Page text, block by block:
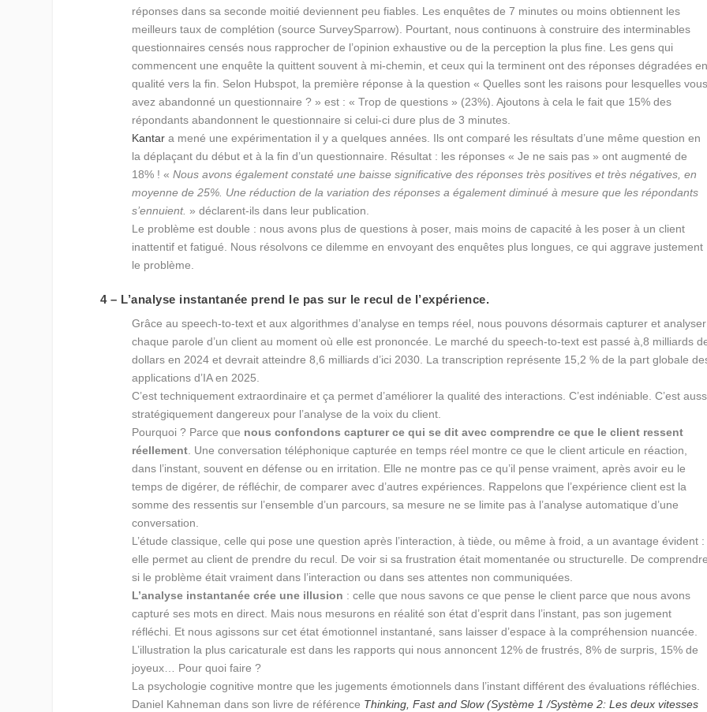
réponses dans sa seconde moitié deviennent peu fiables. Les enquêtes de 7 minutes ou moins obtiennent les
meilleurs taux de complétion (source SurveySparrow). Pourtant, nous continuons à construire des interminables
questionnaires censés nous rapprocher de l’opinion exhaustive ou de la perception la plus fine. Les gens qui
commencent une enquête la quittent souvent à mi-chemin, et ceux qui la terminent ont des réponses dégradées
qualité vers la fin. Selon Hubspot, la première réponse à la question « Quelles sont les raisons pour lesquelles
avez abandonné un questionnaire ? » est : « Trop de questions » (23%). Ajoutons à cela le fait que 15% des
répondants abandonnent le questionnaire si celui-ci dure plus de 3 minutes.
Kantar a mené une expérimentation il y a quelques années. Ils ont comparé les résultats d’une même question en
la déplaçant du début et à la fin d’un questionnaire. Résultat : les réponses « Je ne sais pas » ont augmenté de
18% ! «Nous avons également constaté une baisse significative des réponses très positives et très négatives, en
moyenne de 25%. Une réduction de la variation des réponses a également diminué à mesure que les répondants
s’ennuient. » déclarent-ils dans leur publication.
Le problème est double : nous avons plus de questions à poser, mais moins de capacité à les poser à un client
inattentif et fatigué. Nous résolvons ce dilemme en envoyant des enquêtes plus longues, ce qui aggrave justement
le problème.
4 – L’analyse instantanée prend le pas sur le recul de l’expérience.
Grâce au speech-to-text et aux algorithmes d’analyse en temps réel, nous pouvons désormais capturer et analyser
chaque parole d’un client au moment où elle est prononcée. Le marché du speech-to-text est passé à,8 milliards
dollars en 2024 et devrait atteindre 8,6 milliards d’ici 2030. La transcription représente 15,2 % de la part globale
applications d’IA en 2025.
C’est techniquement extraordinaire et ça permet d’améliorer la qualité des interactions. C’est indéniable. C’est
stratégiquement dangereux pour l’analyse de la voix du client.
Pourquoi ? Parce que nous confondons capturer ce qui se dit avec comprendre ce que le client ressent
réellement. Une conversation téléphonique capturée en temps réel montre ce que le client articule en réaction,
dans l’instant, souvent en défense ou en irritation. Elle ne montre pas ce qu’il pense vraiment, après avoir eu le
temps de digérer, de réfléchir, de comparer avec d’autres expériences. Rappelons que l’expérience client est la
somme des ressentis sur l’ensemble d’un parcours, sa mesure ne se limite pas à l’analyse automatique d’une
conversation.
L’étude classique, celle qui pose une question après l’interaction, à tiède, ou même à froid, a un avantage évident :
elle permet au client de prendre du recul. De voir si sa frustration était momentanée ou structurelle. De
si le problème était vraiment dans l’interaction ou dans ses attentes non communiquées.
L’analyse instantanée crée une illusion : celle que nous savons ce que pense le client parce que nous avons
capturé ses mots en direct. Mais nous mesurons en réalité son état d’esprit dans l’instant, pas son jugement
réfléchi. Et nous agissons sur cet état émotionnel instantané, sans laisser d’espace à la compréhension nuancée.
L’illustration la plus caricaturale est dans les rapports qui nous annoncent 12% de frustrés, 8% de surpris, 15% de
joyeux… Pour quoi faire ?
La psychologie cognitive montre que les jugements émotionnels dans l’instant différent des évaluations réfléchies.
Daniel Kahneman dans son livre de référence Thinking, Fast and Slow (Système 1 /Système 2: Les deux vitesses